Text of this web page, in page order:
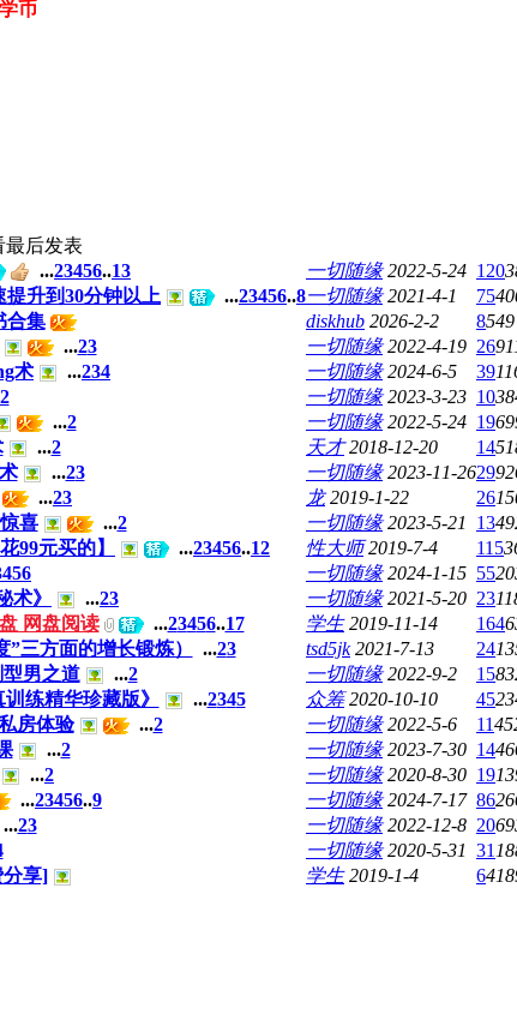
币
最后发表
...23456..13 一切随缘 2022-5-24 120
升到30分钟以上 ...23456..8一切随缘 2021-4-1 75
合集 diskhub 2026-2-2 8549
...23 一切随缘 2022-4-19 26
术 ...234 一切随缘 2024-6-5 39
2 一切随缘 2023-3-23 10
...2 一切随缘 2022-5-24 19
...2 天才 2018-12-20 14
...23 一切随缘 2023-11-2629
...23 龙 2019-1-22 26
喜 ...2 一切随缘 2023-5-21 13
99元买的】 ...23456..12 性大师 2019-7-4 115
456 一切随缘 2024-1-15 55
术》 ...23 一切随缘 2021-5-20 23
网盘阅读 ...23456..17 学生 2019-11-14 164
三方面的增长锻炼） ...23 tsd5jk 2021-7-13 24
男之道 ...2 一切随缘 2022-9-2 15
练精华珍藏版》 ...2345 众筹 2020-10-10 45
房体验 ...2 一切随缘 2022-5-6 11
...2 一切随缘 2023-7-30 14
...2 一切随缘 2020-8-30 19
...23456..9 一切随缘 2024-7-17 86
...23 一切随缘 2022-12-8 20
一切随缘 2020-5-31 31
分享] 学生 2019-1-4 6